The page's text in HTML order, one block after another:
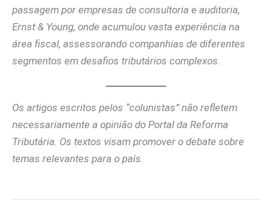
passagem por empresas de consultoria e auditoria,
Ernst & Young, onde acumulou vasta experiência na
área fiscal, assessorando companhias de diferentes
segmentos em desafios tributários complexos.
Os artigos escritos pelos “colunistas” não refletem
necessariamente a opinião do Portal da Reforma
Tributária. Os textos visam promover o debate sobre
temas relevantes para o país.